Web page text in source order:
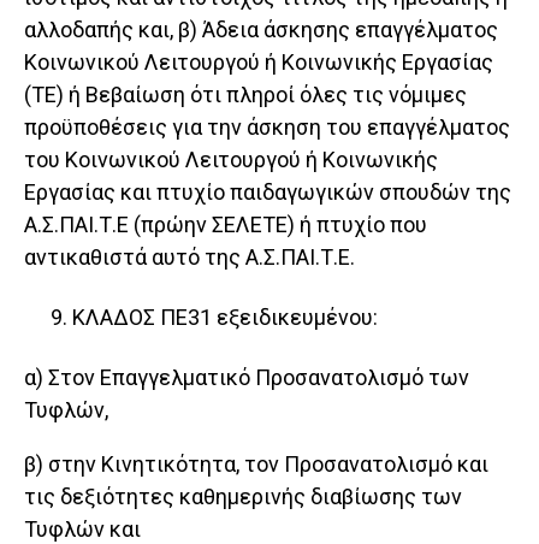
αλλοδαπής και, β) Άδεια άσκησης επαγγέλματος
Κοινωνικού Λειτουργού ή Κοινωνικής Εργασίας
(ΤΕ) ή Βεβαίωση ότι πληροί όλες τις νόμιμες
προϋποθέσεις για την άσκηση του επαγγέλματος
του Κοινωνικού Λειτουργού ή Κοινωνικής
Εργασίας και πτυχίο παιδαγωγικών σπουδών της
Α.Σ.ΠΑΙ.Τ.Ε (πρώην ΣΕΛΕΤΕ) ή πτυχίο που
αντικαθιστά αυτό της Α.Σ.ΠΑΙ.Τ.Ε.
ΚΛΑΔΟΣ ΠΕ31 εξειδικευμένου:
α) Στον Επαγγελματικό Προσανατολισμό των
Τυφλών,
β) στην Κινητικότητα, τον Προσανατολισμό και
τις δεξιότητες καθημερινής διαβίωσης των
Τυφλών και